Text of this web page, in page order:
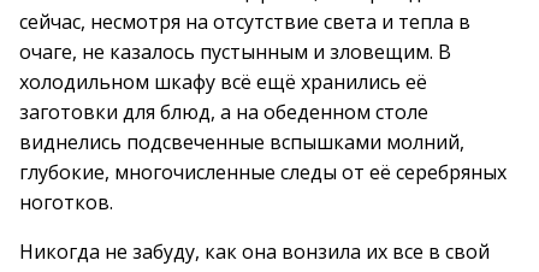
сейчас, несмотря на отсутствие света и тепла в
очаге, не казалось пустынным и зловещим. В
холодильном шкафу всё ещё хранились её
заготовки для блюд, а на обеденном столе
виднелись подсвеченные вспышками молний,
глубокие, многочисленные следы от её серебряных
ноготков.
Никогда не забуду, как она вонзила их все в свой